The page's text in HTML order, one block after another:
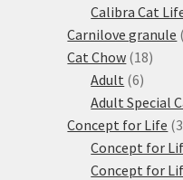
produkty
Calibra Cat
Carnilove granule
Cat Chow 1818
Adult 66
Adult Special
Concept for Life
Concept for
Concept for